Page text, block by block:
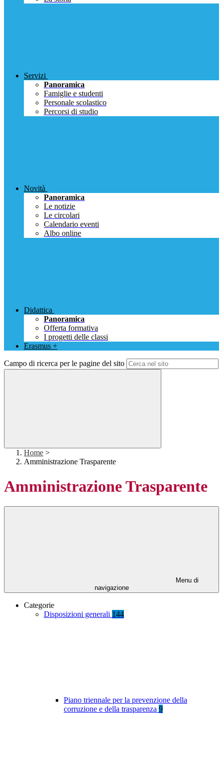
Servizi
Panoramica
Famiglie e studenti
Personale scolastico
Percorsi di studio
Novità
Panoramica
Le notizie
Le circolari
Calendario eventi
Albo online
Didattica
Panoramica
Offerta formativa
I progetti delle classi
Erasmus +
Campo di ricerca per le pagine del sito
Home >
Amministrazione Trasparente
Amministrazione Trasparente
Menu di
navigazione
Categorie
Disposizioni generali 144
Piano triennale per la prevenzione della
corruzione e della trasparenza 9